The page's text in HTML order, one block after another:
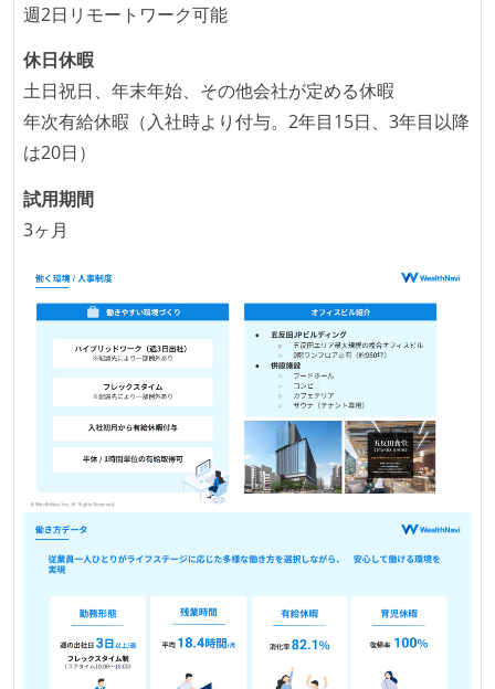
コード品質向上のための取り組み
本番にデプロイされるコードには、全てコードレビュ
ーまたはペアプログラミングを実施している
「リファクタリングは随時行われるべき」という価値
観をメンバー全員が共有しており、日常的に実施して
いる
何らかのコーディング規約をチーム全体で遵守するよ
提出されたコードには自動的にリグレッションテスト
が実行される環境が構築されている
コード品質評価ツールを導入して、メンバーが常に確
認できるようにしている
テストの実施度
ほとんどのプロダクトコードに単体テストを記述、実
施している
ほとんどの機能に受け入れテストを記述、実施してい
る
機能の実装と同時にテストコードを記述している
想定される複数環境での品質チェックを義務づけてい
週2日リモートワーク可能
休日休暇
土日祝日、年末年始、その他会社が定める休暇
年次有給休暇（入社時より付与。2年目15日、3年目以降
は20日）
試用期間
3ヶ月